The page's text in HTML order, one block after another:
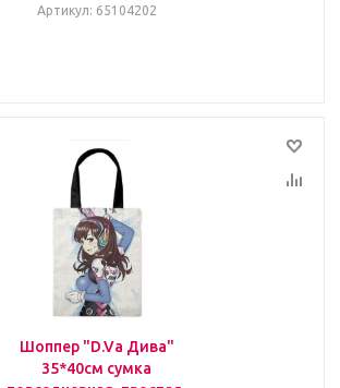
Артикул: 65104202
Шоппер "D.Va Дива"
35*40см сумка